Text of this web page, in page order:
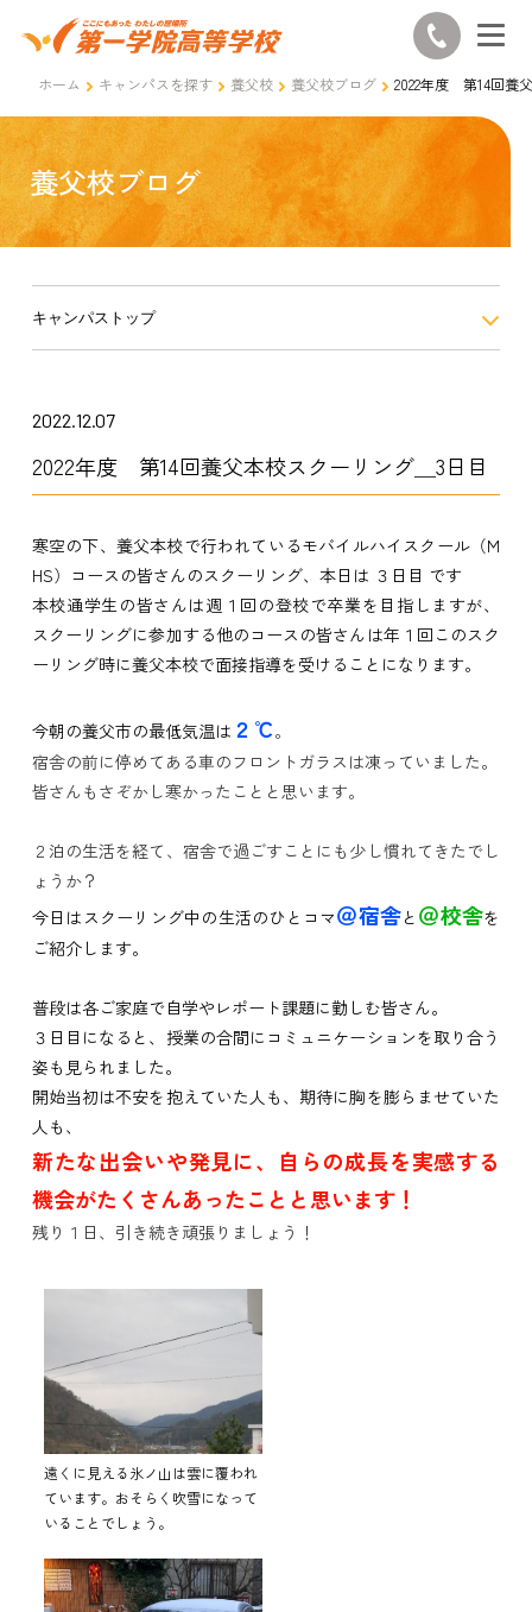
ホーム キャンパスを探す 養父校 養父校ブログ 2022年度 第14回養
養父校ブログ
キャンパストップ
2022.12.07
2022年度 第14回養父本校スクーリング＿3日目
寒空の下、養父本校で行われているモバイルハイスクール（M
HS）コースの皆さんのスクーリング、本日は ３日目 です
本校通学生の皆さんは週１回の登校で卒業を目指しますが、
スクーリングに参加する他のコースの皆さんは年１回このスク
ーリング時に養父本校で面接指導を受けることになります。
今朝の養父市の最低気温は ２℃。
宿舎の前に停めてある車のフロントガラスは凍っていました。
皆さんもさぞかし寒かったことと思います。
２泊の生活を経て、宿舎で過ごすことにも少し慣れてきたでし
ょうか？
今日はスクーリング中の生活のひとコマ＠宿舎と ＠校舎を
ご紹介します。
普段は各ご家庭で自学やレポート課題に勤しむ皆さん。
３日目になると、授業の合間にコミュニケーションを取り合う
姿も見られました。
開始当初は不安を抱えていた人も、期待に胸を膨らませていた
人も、
新たな出会いや発見に、自らの成長を実感する
機会がたくさんあったことと思います！
残り１日、引き続き頑張りましょう！
遠くに見える氷ノ山は雲に覆われ
ています。おそらく吹雪になって
いることでしょう。